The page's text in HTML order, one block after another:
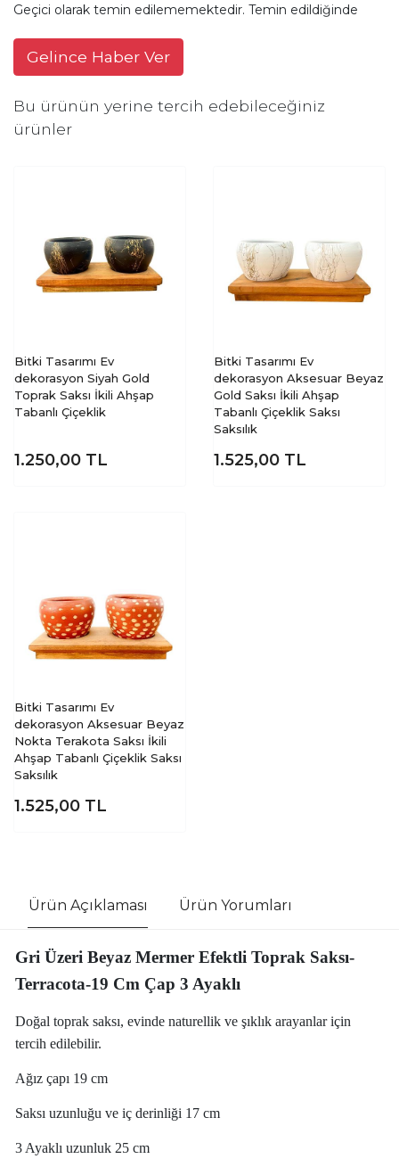
Geçici olarak temin edilememektedir. Temin edildiğinde
Gelince Haber Ver
Bu ürünün yerine tercih edebileceğiniz
ürünler
Bitki Tasarımı Ev
dekorasyon Siyah Gold
Toprak Saksı İkili Ahşap
Tabanlı Çiçeklik
1.250,00 TL
Bitki Tasarımı Ev
dekorasyon Aksesuar Beyaz
Gold Saksı İkili Ahşap
Tabanlı Çiçeklik Saksı
Saksılık
1.525,00 TL
Bitki Tasarımı Ev
dekorasyon Aksesuar Beyaz
Nokta Terakota Saksı İkili
Ahşap Tabanlı Çiçeklik Saksı
Saksılık
1.525,00 TL
Ürün Açıklaması Ürün Yorumları
Gri Üzeri Beyaz Mermer Efektli Toprak Saksı-
Terracota-19 Cm Çap 3 Ayaklı
Doğal toprak saksı, evinde naturellik ve şıklık arayanlar için
tercih edilebilir.
Ağız çapı 19 cm
Saksı uzunluğu ve iç derinliği 17 cm
3 Ayaklı uzunluk 25 cm